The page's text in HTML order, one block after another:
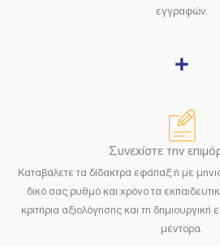
εγγραφών.
Συνεχίστε την
Καταβάλετε τα δίδακτρα εφάπαξ ή με
δικό σας ρυθμό και χρόνο τα
κριτήρια αξιολόγησης και τη
μέντορα.